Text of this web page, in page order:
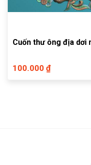
Cuốn thư ông địa dơi
100.000 ₫